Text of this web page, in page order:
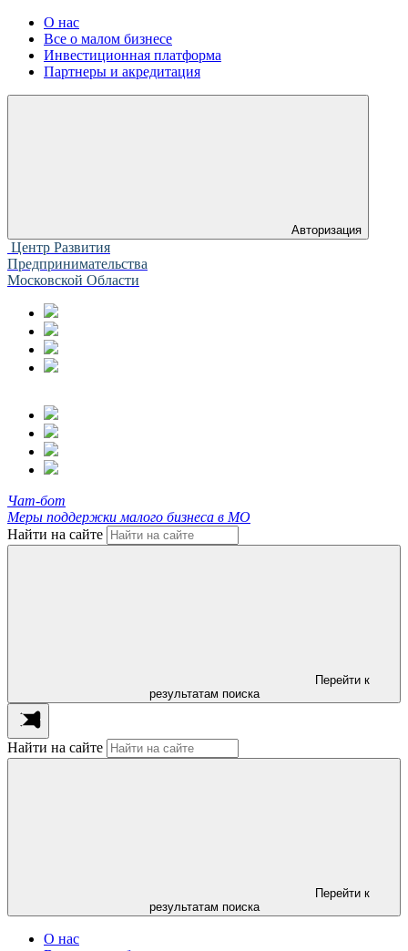
О нас
Все о малом бизнесе
Инвестиционная платформа
Партнеры и акредитация
Авторизация
Центр Развития
Предпринимательства
Московской Области
Чат-бот
Меры поддержки малого бизнеса в МО
Найти на сайте
Перейти к
результатам поиска
Найти на сайте
Перейти к
результатам поиска
О нас